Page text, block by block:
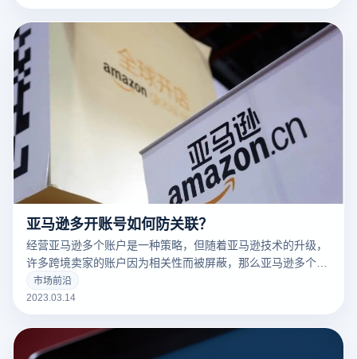
亚马逊多开账号如何防关联？
经营亚马逊多个账户是一种策略，但随着亚马逊技术的升级，
许多跨境卖家的账户因为相关性而被屏蔽，那么亚马逊多个账
户和多个商店的卖家如何防止相关性呢？有什么好的防关联方
法？
市场前沿
2023.03.14